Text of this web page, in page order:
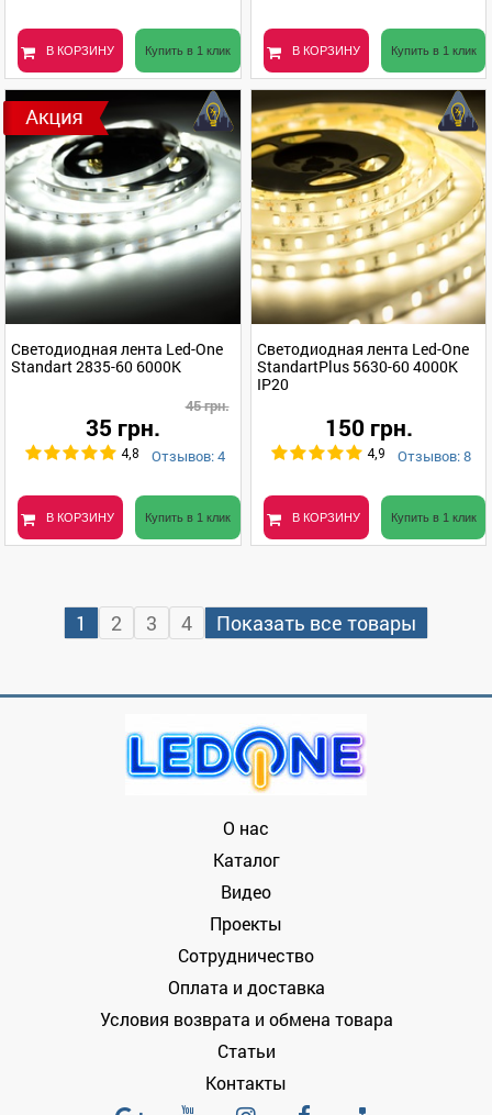
В КОРЗИНУ Купить в 1 клик В КОРЗИНУ Купить в 1 клик
Светодиодная лента Led-One
Standart 2835-60 6000K
45 грн.
35 грн.
4,8 Отзывов: 4
В КОРЗИНУ Купить в 1 клик
Светодиодная лента Led-One
StandartPlus 5630-60 4000К
IP20
150 грн.
4,9 Отзывов: 8
В КОРЗИНУ Купить в 1 клик
1 2 3 4 Показать все товары
О нас
Каталог
Видео
Проекты
Сотрудничество
Оплата и доставка
Условия возврата и обмена товара
Статьи
Контакты